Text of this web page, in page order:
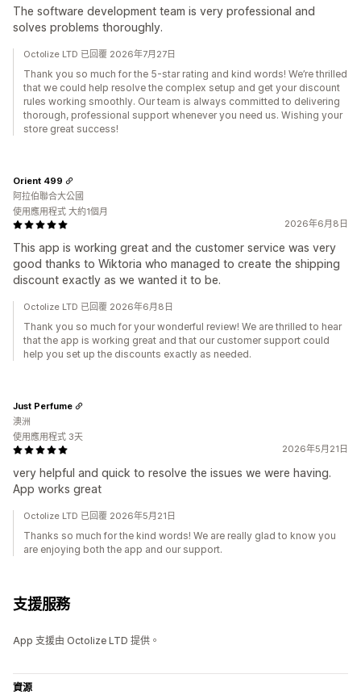
The software development team is very professional and
solves problems thoroughly.
Octolize LTD 已回覆 2026年7月27日
Thank you so much for the 5-star rating and kind words! We’re thrilled
that we could help resolve the complex setup and get your discount
rules working smoothly. Our team is always committed to delivering
thorough, professional support whenever you need us. Wishing your
store great success!
2026年6月8日
This app is working great and the customer service was very
good thanks to Wiktoria who managed to create the shipping
discount exactly as we wanted it to be.
Orient 499
阿拉伯聯合大公國
使用應用程式 大約1個月
Octolize LTD 已回覆 2026年6月8日
Thank you so much for your wonderful review! We are thrilled to hear
that the app is working great and that our customer support could
help you set up the discounts exactly as needed.
2026年5月21日
very helpful and quick to resolve the issues we were having.
App works great
Just Perfume
澳洲
使用應用程式 3天
Octolize LTD 已回覆 2026年5月21日
Thanks so much for the kind words! We are really glad to know you
are enjoying both the app and our support.
支援服務
App 支援由 Octolize LTD 提供。
資源